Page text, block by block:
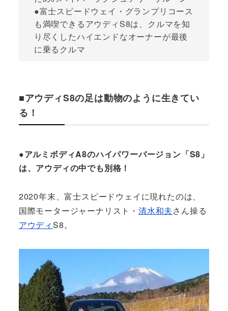
●富士スピードウェイ・グランプリコース
も満喫できるアウディS8は、クルマを知
り尽くしたハイエンドなオーナーが最後
に乗るクルマ
■アウディS8の足は動物のように生きてい
る！
●アルミボディA8のハイパワーバージョン「S8」
は、アウディの中でも別格！
2020年末、富士スピードウェイに現れたのは、
国際モータージャーナリスト・ 清水和夫さん操る
アウディS8。